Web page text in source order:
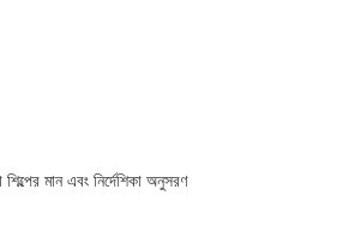
মান এবং নির্দেশিকা অনুসরণ